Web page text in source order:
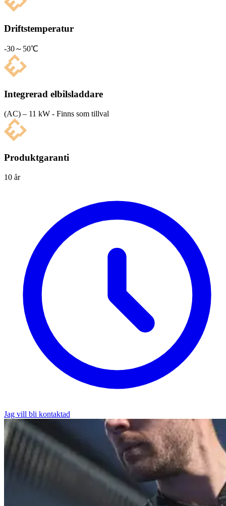
Driftstemperatur
-30～50℃
Integrerad elbilsladdare
(AC) – 11 kW - Finns som tillval
Produktgaranti
10 år
Jag vill bli kontaktad